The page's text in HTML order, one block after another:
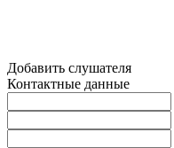
Добавить слушателя
Контактные данные